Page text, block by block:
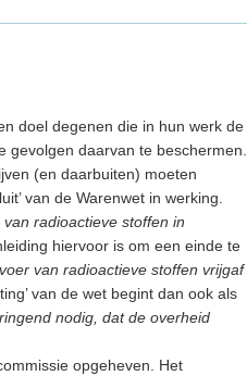
doel degenen die in hun werk de
gevolgen daarvan te beschermen.
(en daarbuiten) moeten
van de Warenwet in werking.
radioactieve stoffen in
hiervoor is om een einde te
van radioactieve stoffen vrijgaf
van de wet begint dan ook als
nodig, dat de overheid
opgeheven. Het